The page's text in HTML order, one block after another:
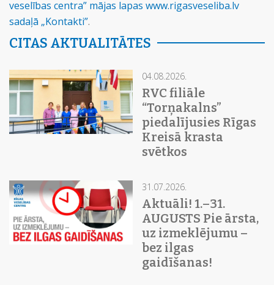
veselības centra” mājas lapas www.rigasveseliba.lv
sadaļā „Kontakti”.
CITAS AKTUALITĀTES
04.08.2026.
RVC filiāle
“Torņakalns”
piedalījusies Rīgas
Kreisā krasta
svētkos
31.07.2026.
Aktuāli! 1.–31.
AUGUSTS Pie ārsta,
uz izmeklējumu –
bez ilgas
gaidīšanas!